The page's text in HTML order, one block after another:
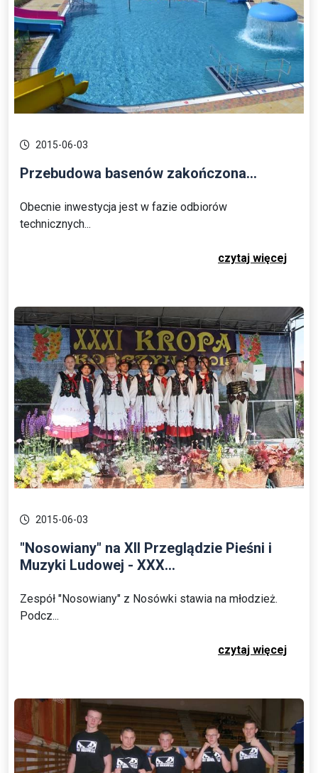
2015-06-03
Przebudowa basenów zakończona...
Obecnie inwestycja jest w fazie odbiorów
technicznych...
czytaj więcej
2015-06-03
"Nosowiany" na XII Przeglądzie Pieśni i
Muzyki Ludowej - XXX...
Zespół "Nosowiany" z Nosówki stawia na młodzież.
Podcz...
czytaj więcej